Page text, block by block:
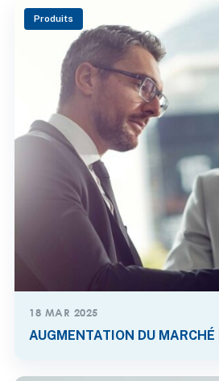
Produits
18 MAR 2025
AUGMENTATION DU MARCHÉ